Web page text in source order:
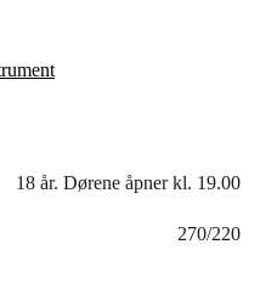
18 år. Dørene åpner kl. 19.00
270/220